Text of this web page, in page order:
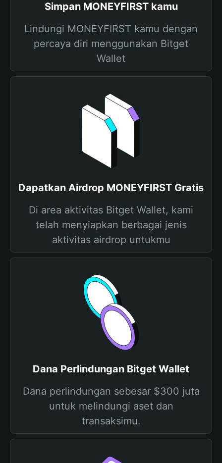
Simpan MONEYFIRST kamu
Lindungi MONEYFIRST kamu dengan
percaya diri menggunakan Bitget
Wallet
Dapatkan Airdrop MONEYFIRST Gratis
Di area aktivitas Bitget Wallet, kami
telah menyiapkan berbagai jenis
aktivitas airdrop untukmu
Dana Perlindungan Bitget Wallet
Dana perlindungan sebesar $300 juta
untuk melindungi aset dan
transaksimu.